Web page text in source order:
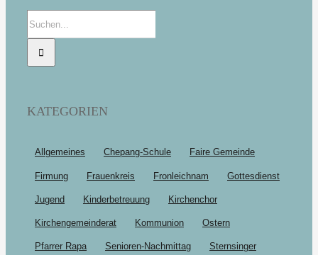
Suche
nach:
KATEGORIEN
Allgemeines Chepang-Schule Faire Gemeinde
Firmung Frauenkreis Fronleichnam Gottesdienst
Jugend Kinderbetreuung Kirchenchor
Kirchengemeinderat Kommunion Ostern
Pfarrer Rapa Senioren-Nachmittag Sternsinger